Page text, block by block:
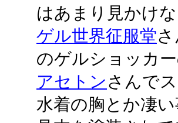
はあまり見かけ
ゲル世界征服堂
のゲルショッカ
アセトンさんで
水着の胸とか凄